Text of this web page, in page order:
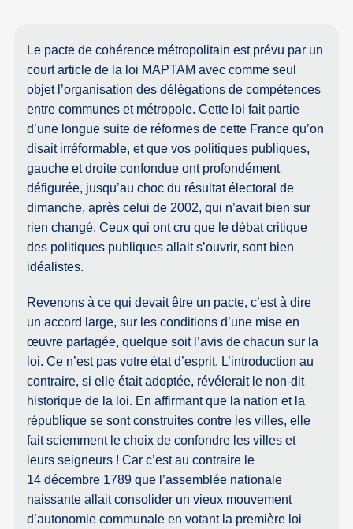
Le pacte de cohérence métropolitain est prévu par un
court article de la loi MAPTAM avec comme seul
objet l’organisation des délégations de compétences
entre communes et métropole. Cette loi fait partie
d’une longue suite de réformes de cette France qu’on
disait irréformable, et que vos politiques publiques,
gauche et droite confondue ont profondément
défigurée, jusqu’au choc du résultat électoral de
dimanche, après celui de 2002, qui n’avait bien sur
rien changé. Ceux qui ont cru que le débat critique
des politiques publiques allait s’ouvrir, sont bien
idéalistes.
Revenons à ce qui devait être un pacte, c’est à dire
un accord large, sur les conditions d’une mise en
œuvre partagée, quelque soit l’avis de chacun sur la
loi. Ce n’est pas votre état d’esprit. L’introduction au
contraire, si elle était adoptée, révélerait le non-dit
historique de la loi. En affirmant que la nation et la
république se sont construites contre les villes, elle
fait sciemment le choix de confondre les villes et
leurs seigneurs ! Car c’est au contraire le
14 décembre 1789 que l’assemblée nationale
naissante allait consolider un vieux mouvement
d’autonomie communale en votant la première loi